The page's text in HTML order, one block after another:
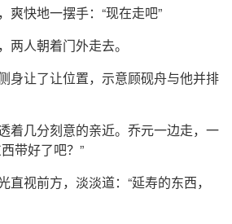
爽快地一摆手：“现在走吧”
两人朝着门外走去。
身让了让位置，示意顾砚舟与他并排
着几分刻意的亲近。乔元一边走，一
带好了吧？”
直视前方，淡淡道：“延寿的东西，